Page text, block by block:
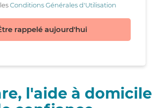
Conditions Générales d'Utilisation
rappelé aujourd'hui
l'aide à domicile